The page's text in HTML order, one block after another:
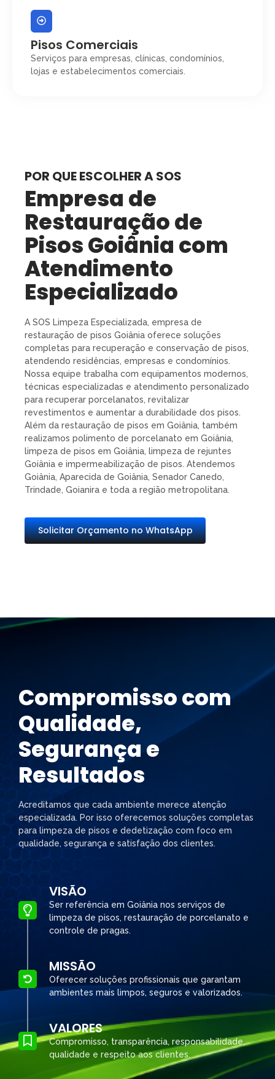
Pisos Comerciais
Serviços para empresas, clínicas, condomínios,
lojas e estabelecimentos comerciais.
POR QUE ESCOLHER A SOS
Empresa de
Restauração de
Pisos Goiânia com
Atendimento
Especializado
A SOS Limpeza Especializada, empresa de
restauração de pisos Goiânia oferece soluções
completas para recuperação e conservação de pisos,
atendendo residências, empresas e condomínios.
Nossa equipe trabalha com equipamentos modernos,
técnicas especializadas e atendimento personalizado
para recuperar porcelanatos, revitalizar
revestimentos e aumentar a durabilidade dos pisos.
Além da restauração de pisos em Goiânia, também
realizamos polimento de porcelanato em Goiânia,
limpeza de pisos em Goiânia, limpeza de rejuntes
Goiânia e impermeabilização de pisos. Atendemos
Goiânia, Aparecida de Goiânia, Senador Canedo,
Trindade, Goianira e toda a região metropolitana.
Solicitar Orçamento no WhatsApp
Compromisso com
Qualidade,
Segurança e
Resultados
Acreditamos que cada ambiente merece atenção
especializada. Por isso oferecemos soluções completas
para limpeza de pisos e dedetização com foco em
qualidade, segurança e satisfação dos clientes.
VISÃO
Ser referência em Goiânia nos serviços de
limpeza de pisos, restauração de porcelanato e
controle de pragas.
MISSÃO
Oferecer soluções profissionais que garantam
ambientes mais limpos, seguros e valorizados.
VALORES
Compromisso, transparência, responsabilidade,
qualidade e respeito aos clientes.